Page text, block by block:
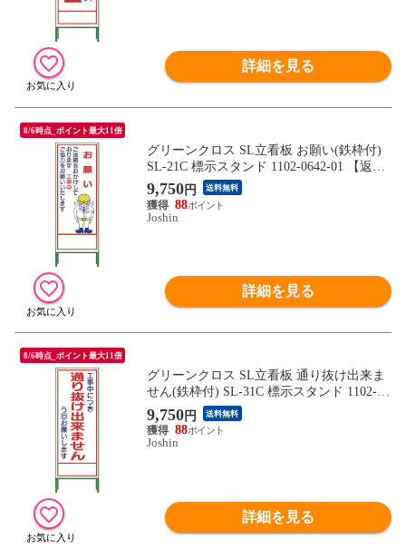
詳細を見る
8/6時点_ポイント最大11倍
グリーンクロス SL立看板 お願い(鉄枠付)
SL-21C 標示スタンド 1102-0642-01 【返品
種別B】
9,750円 送料無料
88
Joshin
詳細を見る
8/6時点_ポイント最大11倍
グリーンクロス SL立看板 通り抜け出来ま
せん(鉄枠付) SL-31C 標示スタンド 1102-06
52-01 【返品種別B】
9,750円 送料無料
88
Joshin
詳細を見る